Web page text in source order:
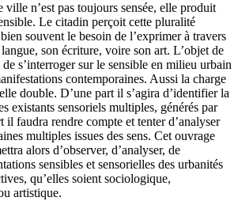
ville n’est pas toujours sensée, elle produit
Le citadin perçoit cette pluralité
souvent le besoin de l’exprimer à travers
son écriture, voire son art. L’objet de
s’interroger sur le sensible en milieu urbain
contemporaines. Aussi la charge
double. D’une part il s’agira d’identifier la
existants sensoriels multiples, générés par
il faudra rendre compte et tenter d’analyser
multiples issues des sens. Cet ouvrage
alors d’observer, d’analyser, de
sensibles et sensorielles des urbanités
qu’elles soient sociologique,
artistique.